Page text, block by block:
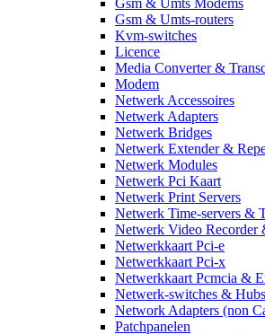
Gsm & Umts-routers
Kvm-switches
Licence
Media Converter &
Modem
Netwerk Accessoires
Netwerk Adapters
Netwerk Bridges
Netwerk Extender &
Netwerk Modules
Netwerk Pci Kaart
Netwerk Print Servers
Netwerk Time-servers &
Netwerk Video Recorder
Netwerkkaart Pci-e
Netwerkkaart Pci-x
Netwerkkaart Pcmcia &
Netwerk-switches & Hubs
Network Adapters (non
Patchpanelen